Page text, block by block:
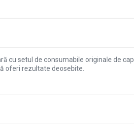
cu setul de consumabile originale de
oferi rezultate deosebite.